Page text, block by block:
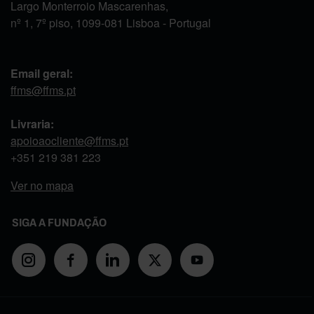
Largo Monterroio Mascarenhas,
nº 1, 7º piso, 1099-081 Lisboa - Portugal
Email geral:
ffms@ffms.pt
Livraria:
apoioaocliente@ffms.pt
+351 219 381 223
Ver no mapa
SIGA A FUNDAÇÃO